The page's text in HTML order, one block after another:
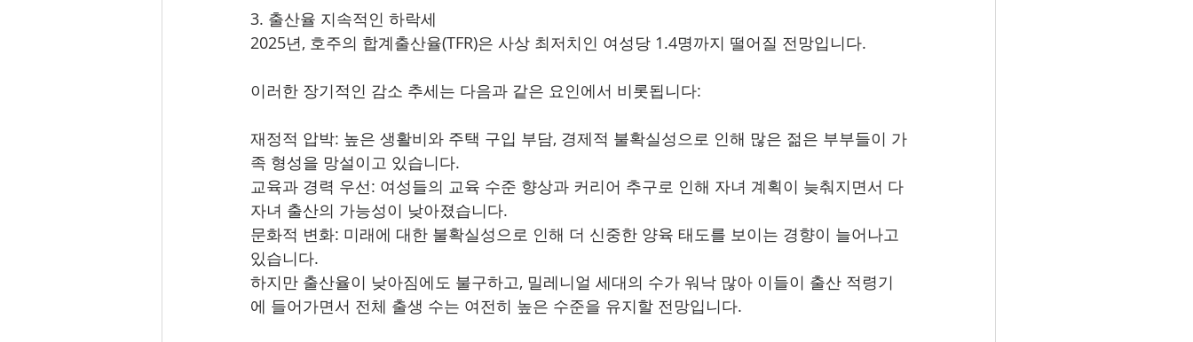
3. 출산율 지속적인 하락세
2025년, 호주의 합계출산율(TFR)은 사상 최저치인 여성당 1.4명까지 떨어질 전망입니다.
이러한 장기적인 감소 추세는 다음과 같은 요인에서 비롯됩니다:
재정적 압박: 높은 생활비와 주택 구입 부담, 경제적 불확실성으로 인해 많은 젊은 부부들이 가
족 형성을 망설이고 있습니다.
교육과 경력 우선: 여성들의 교육 수준 향상과 커리어 추구로 인해 자녀 계획이 늦춰지면서 다
자녀 출산의 가능성이 낮아졌습니다.
문화적 변화: 미래에 대한 불확실성으로 인해 더 신중한 양육 태도를 보이는 경향이 늘어나고
있습니다.
하지만 출산율이 낮아짐에도 불구하고, 밀레니얼 세대의 수가 워낙 많아 이들이 출산 적령기
에 들어가면서 전체 출생 수는 여전히 높은 수준을 유지할 전망입니다.